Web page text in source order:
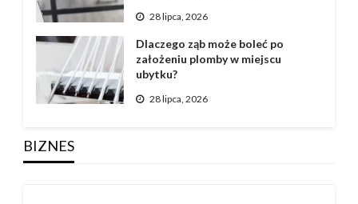
28 lipca, 2026
Dlaczego ząb może boleć po
założeniu plomby w miejscu
ubytku?
28 lipca, 2026
BIZNES